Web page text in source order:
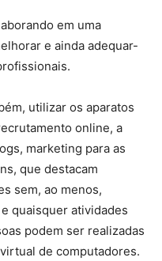
em uma
e ainda adequar-
utilizar os aparatos
online, a
marketing para as
que destacam
sem, ao menos,
quaisquer atividades
podem ser realizadas
de computadores.